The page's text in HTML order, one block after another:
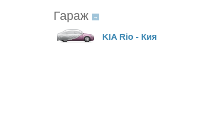
Гараж →
KIA Rio - Кия